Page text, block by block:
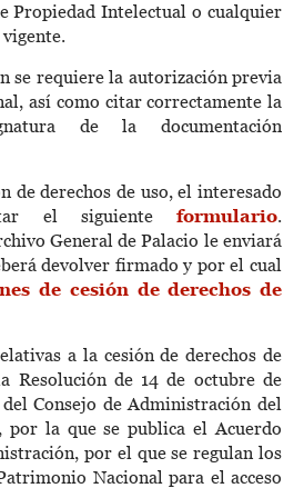
Propiedad Intelectual o cualquier
se requiere la autorización previa
así como citar correctamente la
de la documentación
de derechos de uso, el interesado
el siguiente formulario.
General de Palacio le enviará
devolver firmado y por el cual
de cesión de derechos de
a la cesión de derechos de
Resolución de 14 de octubre de
Consejo de Administración del
por la que se publica el Acuerdo
por el que se regulan los
Nacional para el acceso